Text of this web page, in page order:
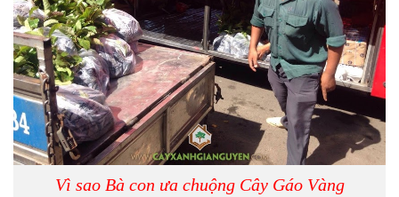
Vì sao Bà con ưa chuộng Cây Gáo Vàng